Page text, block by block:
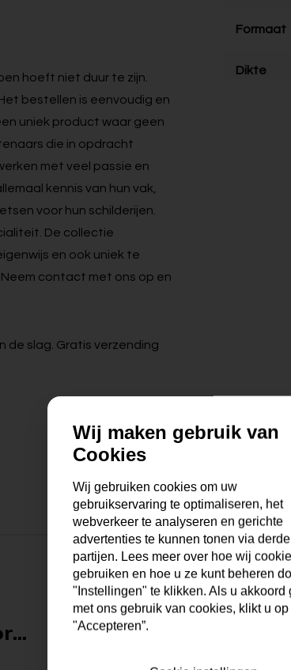
hoeft niet duur te zijn.
bestellen is eenvoudig en
uniek product waar geen
die in opdracht
met veel passie en
kennis van hun vak,
voor hun schilderijen.
De collectie
en ook uniek te
contact met ons op en
de slag. Gratis verzending
Formaat
Dikte
Wij maken gebruik van
Cookies
Wij gebruiken cookies om uw
gebruikservaring te optimaliseren, het
webverkeer te analyseren en gerichte
advertenties te kunnen tonen via derde
partijen. Lees meer over hoe wij
gebruiken en hoe u ze kunt beheren
"Instellingen" te klikken. Als u akkoord
met ons gebruik van cookies, klikt u op
"Accepteren”.